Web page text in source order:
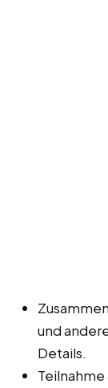
und
Details.